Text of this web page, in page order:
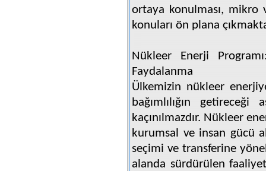
ortaya konulması, mikro
konuları ön plana
Nükleer Enerji
Faydalanma
Ülkemizin nükleer
bağımlılığın getireceği
kaçınılmazdır. Nükleer
kurumsal ve insan gücü
seçimi ve transferine
alanda sürdürülen